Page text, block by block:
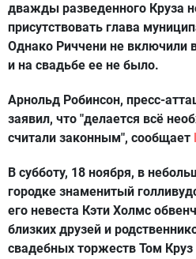
дважды разведенного Круза
присутствовать глава
Однако Риччени не включили
и на свадьбе ее не было.
Арнольд Робинсон, пресс-
заявил, что "делается всё
считали законным", сообщает
В субботу, 18 ноября, в
городке знаменитый
его невеста Кэти Холмс
близких друзей и
свадебных торжеств Том